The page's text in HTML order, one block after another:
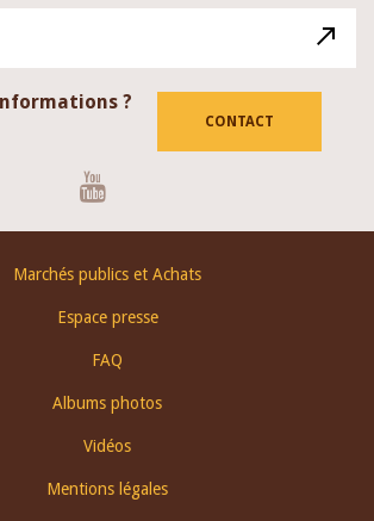
?
CONTACT
Marchés publics et Achats
Espace presse
FAQ
Albums photos
Vidéos
Mentions légales